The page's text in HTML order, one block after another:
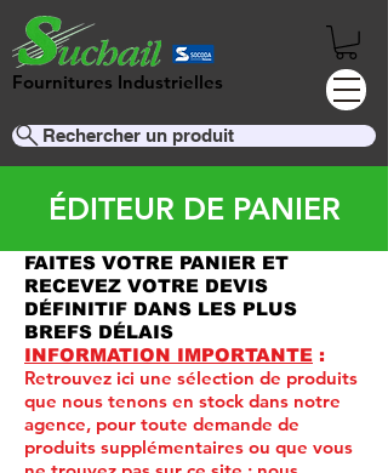
Fournitures Industrielles
Rechercher un produit
ÉDITEUR DE PANIER
FAITES VOTRE PANIER ET
RECEVEZ VOTRE DEVIS
DÉFINITIF DANS LES PLUS
BREFS DÉLAIS
INFORMATION IMPORTANTE :
Retrouvez ici une sélection de produits
que nous tenons en stock dans notre
agence, pour toute demande de
produits supplémentaires ou que vous